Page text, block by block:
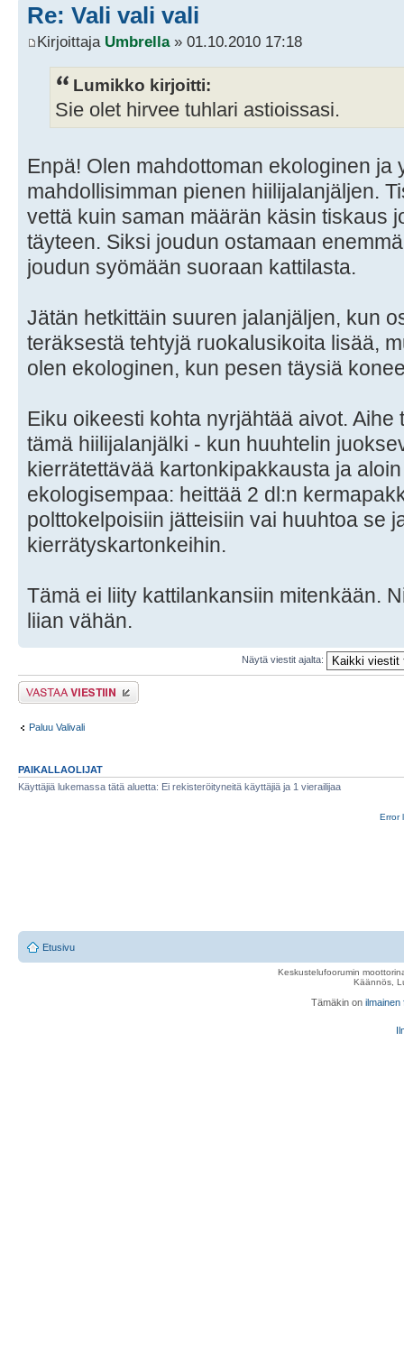
Re: Vali vali vali
Kirjoittaja Umbrella» 01.10.2010 17:18
Lumikko kirjoitti:
Sie olet hirvee tuhlari astioissasi.
Enpä! Olen mahdottoman ekologinen ja
mahdollisimman pienen hiilijalanjäljen.
vettä kuin saman määrän käsin tiskaus
täyteen. Siksi joudun ostamaan
joudun syömään suoraan kattilasta.
Jätän hetkittäin suuren jalanjäljen, kun
teräksestä tehtyjä ruokalusikoita lisää,
olen ekologinen, kun pesen täysiä
Eiku oikeesti kohta nyrjähtää aivot.
tämä hiilijalanjälki - kun huuhtelin
kierrätettävää kartonkipakkausta ja
ekologisempaa: heittää 2 dl:n
polttokelpoisiin jätteisiin vai huuhtoa se
kierrätyskartonkeihin.
Tämä ei liity kattilankansiin mitenkään.
liian vähän.
Näytä viestit ajalta:
Lähetä vastaus
Paluu Valivali
PAIKALLAOLIJAT
Käyttäjiä lukemassa tätä aluetta: Ei rekisteröityneitä käyttäjiä ja 1 vierailijaa
Error
Etusivu
Keskustelufoorumin
Käännös,
Tämäkin on ilmainen